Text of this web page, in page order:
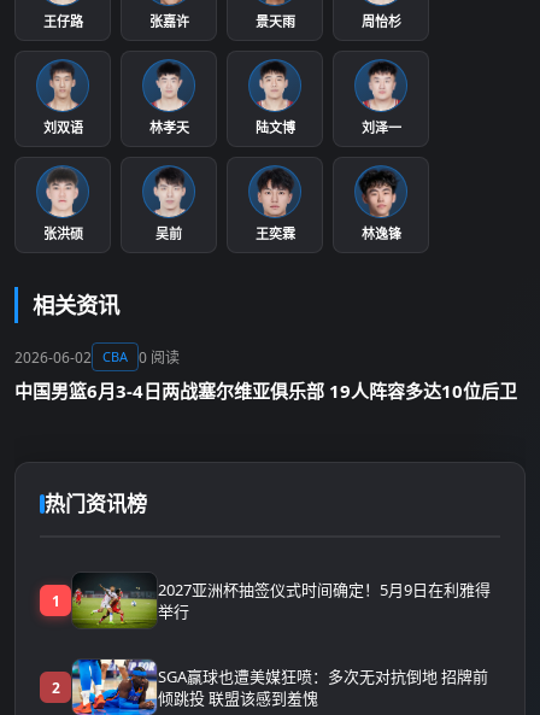
王仔路 张嘉许 景天雨 周怡杉
刘双语 林孝天 陆文博 刘泽一
张洪硕 吴前 王奕霖 林逸锋
相关资讯
2026-06-02 CBA 0 阅读
中国男篮6月3-4日两战塞尔维亚俱乐部 19人阵容多达10位后卫
热门资讯榜
1
2027亚洲杯抽签仪式时间确定！5月9日在利雅得
举行
2
SGA赢球也遭美媒狂喷：多次无对抗倒地 招牌前
倾跳投 联盟该感到羞愧